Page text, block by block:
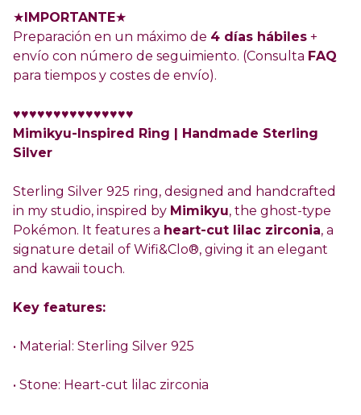
★IMPORTANTE★
Preparación en un máximo de 4 días hábiles +
envío con número de seguimiento. (Consulta FAQ
para tiempos y costes de envío).
♥♥♥♥♥♥♥♥♥♥♥♥♥♥♥
Mimikyu-Inspired Ring | Handmade Sterling
Silver
Sterling Silver 925 ring, designed and handcrafted
in my studio, inspired by Mimikyu, the ghost-type
Pokémon. It features a heart-cut lilac zirconia, a
signature detail of Wifi&Clo®, giving it an elegant
and kawaii touch.
Key features:
• Material: Sterling Silver 925
• Stone: Heart-cut lilac zirconia